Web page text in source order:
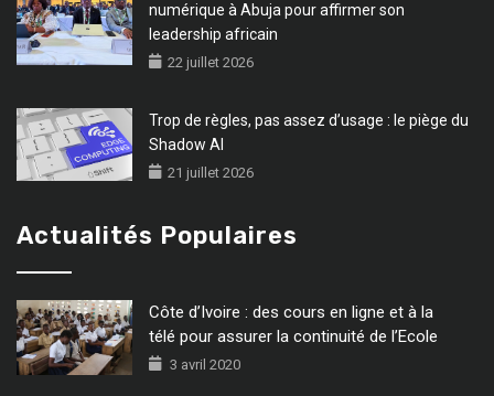
numérique à Abuja pour affirmer son
leadership africain
22 juillet 2026
Trop de règles, pas assez d’usage : le piège du
Shadow AI
21 juillet 2026
Actualités Populaires
Côte d’Ivoire : des cours en ligne et à la
télé pour assurer la continuité de l’Ecole
3 avril 2020